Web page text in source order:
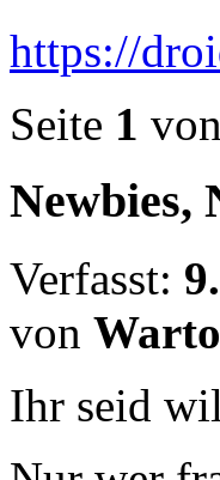
https://
Seite 1 von
Newbies,
Verfasst:
von Warto
Ihr seid